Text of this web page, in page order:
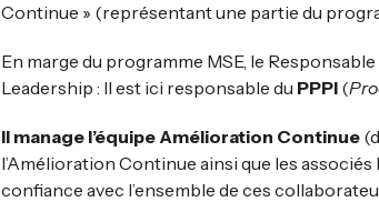
Continue » (représentant une partie du
En marge du programme MSE, le
Leadership : Il est ici responsable du PPPI (
Il manage l’équipe Amélioration Continue
l’Amélioration Continue ainsi que les
confiance avec l’ensemble de ces